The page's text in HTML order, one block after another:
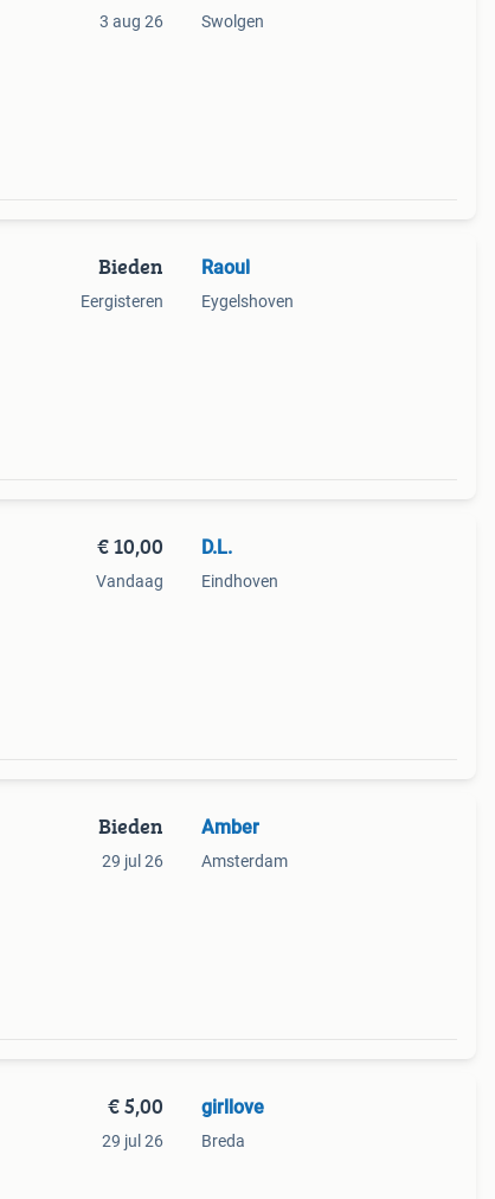
3 aug 26 Swolgen
Bieden
Eergisteren
Raoul
Eygelshoven
€ 10,00
Vandaag
D.L.
Eindhoven
Bieden
29 jul 26
Amber
Amsterdam
€ 5,00
29 jul 26
girllove
Breda